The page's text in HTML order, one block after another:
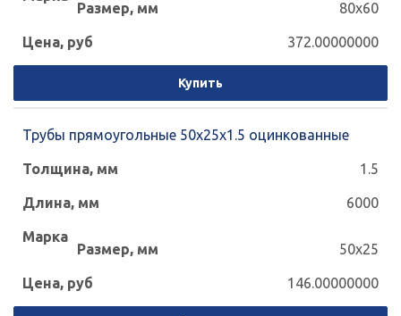
80x60
372.00000000
Купить
Трубы прямоугольные 50х25х1.5 оцинкованные
1.5
6000
50x25
146.00000000